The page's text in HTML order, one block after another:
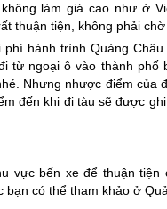
làm giá cao như ở
thuận tiện, không phải
hành trình Quảng
từ ngoại ô vào thành
Nhưng nhược điểm của
đến khi đi tàu sẽ được
vực bến xe để thuận
bạn có thể tham khảo ở